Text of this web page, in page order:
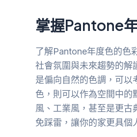
掌握Pantone
了解Pantone年度色的色
社會氛圍與未來趨勢的解
是偏向自然的色調，可以
色，則可以作為空間中的
風、工業風，甚至是更古
免踩雷，讓你的家更具個